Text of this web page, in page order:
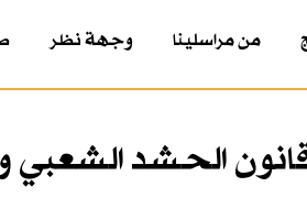
من مراسلينا وجهة نظر
الحشد الشعبي